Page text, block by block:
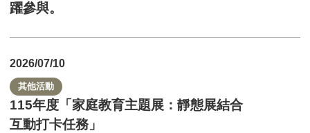
躍參與。
2026/07/10
其他活動
115年度「家庭教育主題展：靜態展結合
互動打卡任務」